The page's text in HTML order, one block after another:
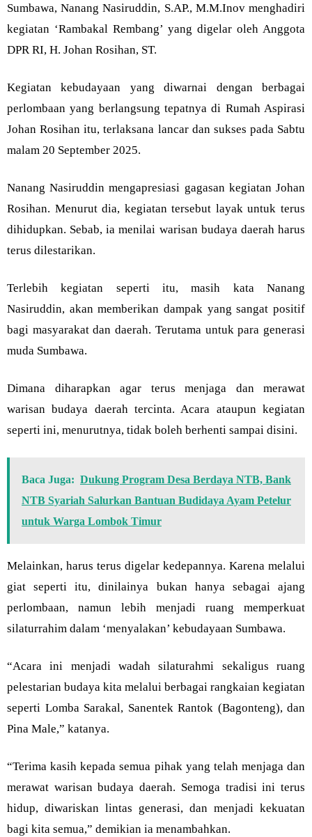
Sumbawa, Nanang Nasiruddin, S.AP., M.M.Inov menghadiri
kegiatan ‘Rambakal Rembang’ yang digelar oleh Anggota
DPR RI, H. Johan Rosihan, ST.
Kegiatan kebudayaan yang diwarnai dengan berbagai
perlombaan yang berlangsung tepatnya di Rumah Aspirasi
Johan Rosihan itu, terlaksana lancar dan sukses pada Sabtu
malam 20 September 2025.
Nanang Nasiruddin mengapresiasi gagasan kegiatan Johan
Rosihan. Menurut dia, kegiatan tersebut layak untuk terus
dihidupkan. Sebab, ia menilai warisan budaya daerah harus
terus dilestarikan.
Terlebih kegiatan seperti itu, masih kata Nanang
Nasiruddin, akan memberikan dampak yang sangat positif
bagi masyarakat dan daerah. Terutama untuk para generasi
muda Sumbawa.
Dimana diharapkan agar terus menjaga dan merawat
warisan budaya daerah tercinta. Acara ataupun kegiatan
seperti ini, menurutnya, tidak boleh berhenti sampai disini.
Baca Juga: Dukung Program Desa Berdaya NTB, Bank
NTB Syariah Salurkan Bantuan Budidaya Ayam Petelur
untuk Warga Lombok Timur
Melainkan, harus terus digelar kedepannya. Karena melalui
giat seperti itu, dinilainya bukan hanya sebagai ajang
perlombaan, namun lebih menjadi ruang memperkuat
silaturrahim dalam ‘menyalakan’ kebudayaan Sumbawa.
“Acara ini menjadi wadah silaturahmi sekaligus ruang
pelestarian budaya kita melalui berbagai rangkaian kegiatan
seperti Lomba Sarakal, Sanentek Rantok (Bagonteng), dan
Pina Male,” katanya.
“Terima kasih kepada semua pihak yang telah menjaga dan
merawat warisan budaya daerah. Semoga tradisi ini terus
hidup, diwariskan lintas generasi, dan menjadi kekuatan
bagi kita semua,” demikian ia menambahkan.